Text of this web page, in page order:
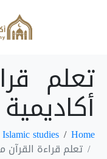
تعلم
Home
Islamic studies
تعلم قراءة القرآن